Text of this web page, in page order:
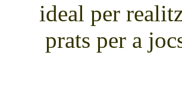
ideal per
prats per a